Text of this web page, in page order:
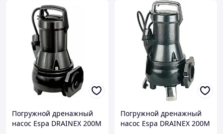
Погружной дренажный
насос Espa DRAINEX 200M
Погружной дренажный
насос Espa DRAINEX 200M